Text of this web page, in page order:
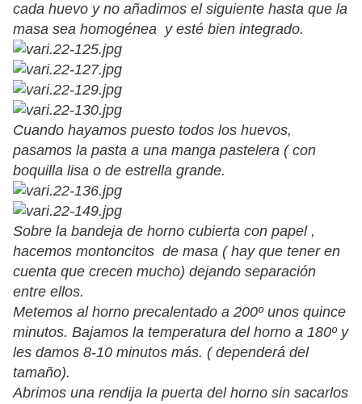
cada huevo y no añadimos el siguiente hasta que la
masa sea homogénea y esté bien integrado.
Cuando hayamos puesto todos los huevos,
pasamos la pasta a una manga pastelera ( con
boquilla lisa o de estrella grande.
Sobre la bandeja de horno cubierta con papel ,
hacemos montoncitos de masa ( hay que tener en
cuenta que crecen mucho) dejando separación
entre ellos.
Metemos al horno precalentado a 200º unos quince
minutos. Bajamos la temperatura del horno a 180º y
les damos 8-10 minutos más. ( dependerá del
tamaño).
Abrimos una rendija la puerta del horno sin sacarlos